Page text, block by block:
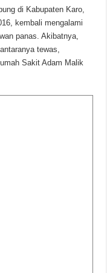
di Kabupaten Karo,
kembali mengalami
panas. Akibatnya,
tewas,
Sakit Adam Malik